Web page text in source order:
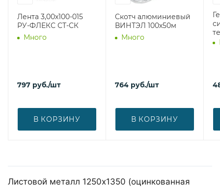
Лента 3,00х100-015
РУ-ФЛЕКС СТ-СК
Много
797 руб./шт
В КОРЗИНУ
Скотч алюминиевый
ВИНТЭЛ 100х50м
Много
764 руб./шт
В КОРЗИНУ
Листовой металл 1250х1350 (оцинкованная